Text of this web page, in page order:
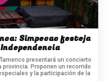
Simpecao festeja
presentará un concierto
Proponen un recorrido
y la participación de la